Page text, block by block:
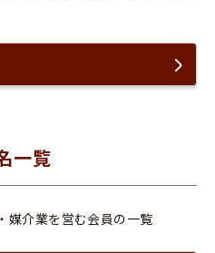
一覧
媒介業を営む会員の一覧